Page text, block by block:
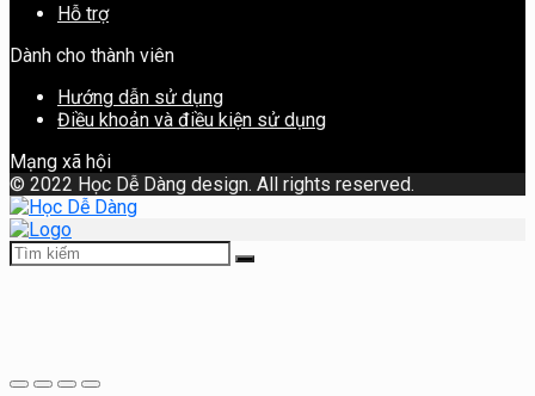
Hỗ trợ
Dành cho thành viên
Hướng dẫn sử dụng
Điều khoản và điều kiện sử dụng
Mạng xã hội
© 2022 Học Dễ Dàng design. All rights reserved.